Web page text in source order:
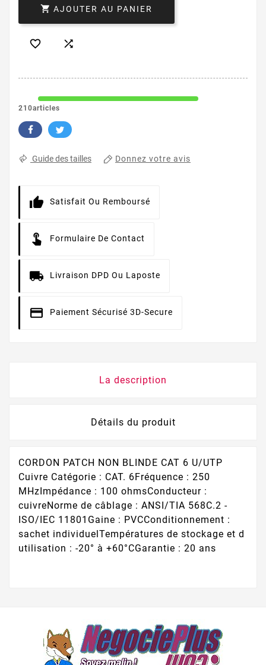
 AJOUTER AU PANIER
 
210articles
Guide des tailles Donnez votre avis
Satisfait Ou Remboursé
Formulaire De Contact
Livraison DPD Ou Laposte
Paiement Sécurisé 3D-Secure
La description
Détails du produit
CORDON PATCH NON BLINDE CAT 6 U/UTP
Cuivre Catégorie : CAT. 6Fréquence : 250
MHzImpédance : 100 ohmsConducteur :
cuivreNorme de câblage : ANSI/TIA 568C.2 -
ISO/IEC 11801Gaine : PVCConditionnement :
sachet individuelTempératures de stockage et d
utilisation : -20° à +60°CGarantie : 20 ans